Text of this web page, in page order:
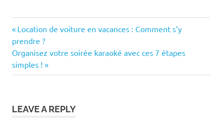
restrictive ?
privilégier ?
Navigation
de
l’article
Previous
Post:
Location de voiture en vacances : Comment s’y
prendre ?
Next
Post:
Organisez votre soirée karaoké avec ces 7 étapes
simples !
LEAVE A REPLY